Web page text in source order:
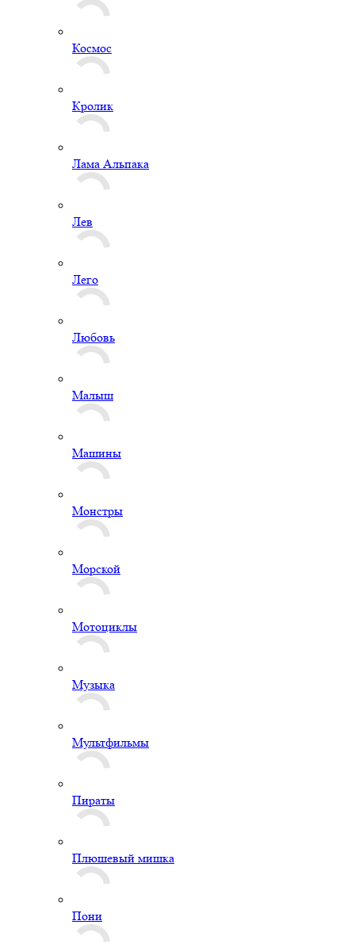
Космос
Кролик
Лама Альпака
Лев
Лего
Любовь
Малыш
Машины
Монстры
Морской
Мотоциклы
Музыка
Мультфильмы
Пираты
Плюшевый мишка
Пони